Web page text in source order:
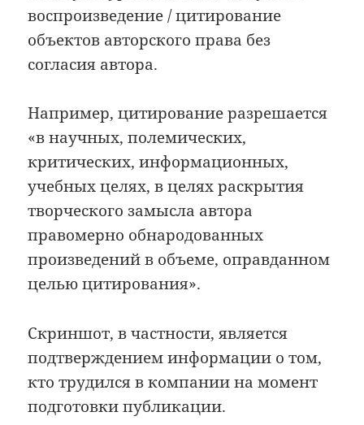
воспроизведение / цитирование
объектов авторского права без
согласия автора.
Например, цитирование разрешается
«в научных, полемических,
критических, информационных,
учебных целях, в целях раскрытия
творческого замысла автора
правомерно обнародованных
произведений в объеме, оправданном
целью цитирования».
Скриншот, в частности, является
подтверждением информации о том,
кто трудился в компании на момент
подготовки публикации.